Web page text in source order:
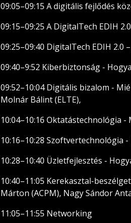
09:05–09:15 A digitális fejlődés
09:15–09:25 A DigitalTech EDIH
09:25–09:40 DigitalTech EDIH 2.0
09:40–9:52 Kiberbiztonság -
09:52–10:04 Digitális bizalom -
Molnár Bálint (ELTE),
10:04–10:16 Oktatástechnológia
10:16–10:28 Szoftvertechnológia
10:28–10:40 Üzletfejlesztés -
10:40–11:05 Kerekasztal-
Márton (ACPM), Nagy Sándor
11:05–11:55 Networking